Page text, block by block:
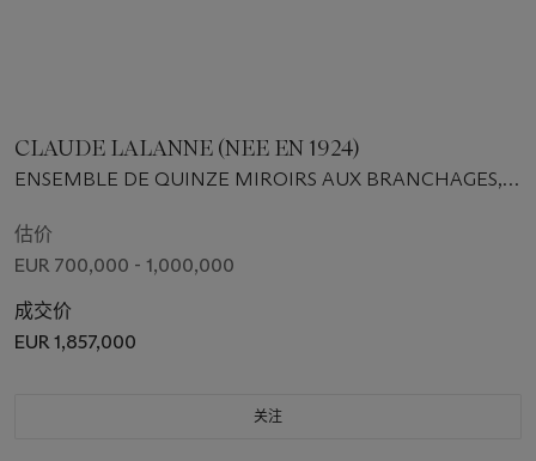
CLAUDE LALANNE (NEE EN 1924)
ENSEMBLE DE QUINZE MIROIRS AUX BRANCHAGES,
估价
EUR 700,000 - 1,000,000
成交价
EUR 1,857,000
关注